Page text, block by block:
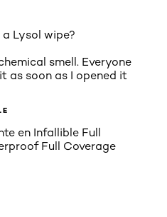
Lysol wipe?
smell. Everyone
as soon as I opened it
en Infallible Full
Full Coverage